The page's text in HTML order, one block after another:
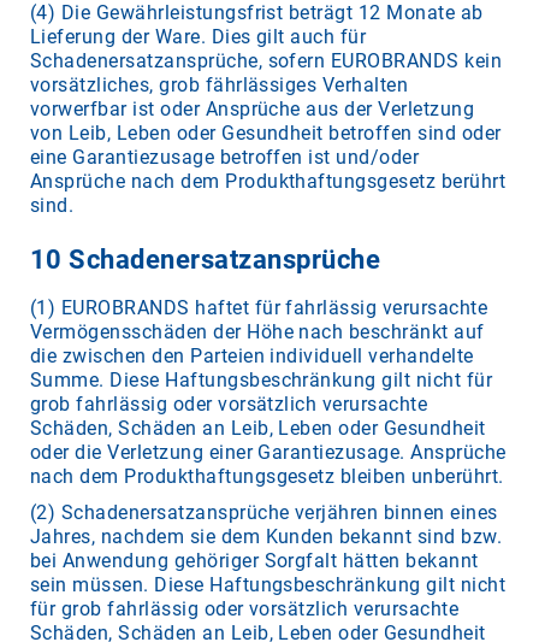
(4) Die Gewährleistungsfrist beträgt 12 Monate ab
Lieferung der Ware. Dies gilt auch für
Schadenersatzansprüche, sofern EUROBRANDS kein
vorsätzliches, grob fährlässiges Verhalten
vorwerfbar ist oder Ansprüche aus der Verletzung
von Leib, Leben oder Gesundheit betroffen sind oder
eine Garantiezusage betroffen ist und/oder
Ansprüche nach dem Produkthaftungsgesetz berührt
sind.
10 Schadenersatzansprüche
(1) EUROBRANDS haftet für fahrlässig verursachte
Vermögensschäden der Höhe nach beschränkt auf
die zwischen den Parteien individuell verhandelte
Summe. Diese Haftungsbeschränkung gilt nicht für
grob fahrlässig oder vorsätzlich verursachte
Schäden, Schäden an Leib, Leben oder Gesundheit
oder die Verletzung einer Garantiezusage. Ansprüche
nach dem Produkthaftungsgesetz bleiben unberührt.
(2) Schadenersatzansprüche verjähren binnen eines
Jahres, nachdem sie dem Kunden bekannt sind bzw.
bei Anwendung gehöriger Sorgfalt hätten bekannt
sein müssen. Diese Haftungsbeschränkung gilt nicht
für grob fahrlässig oder vorsätzlich verursachte
Schäden, Schäden an Leib, Leben oder Gesundheit